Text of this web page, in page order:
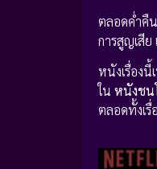
ตลอดค่ำคื
การสูญเสีย
หนังเรื่อง
ใน หนังชน
ตลอดทั้งเรื่